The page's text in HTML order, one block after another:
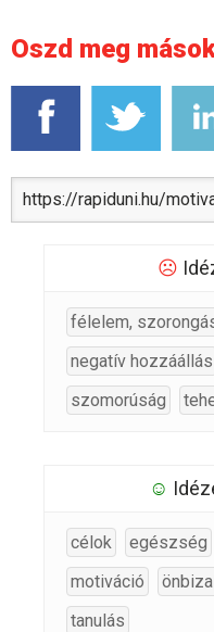
Oszd meg
☹
félelem,
negatív hozzáállás
szomorúság
☺
célok egészség
motiváció
tanulás